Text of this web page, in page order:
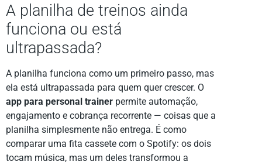
A planilha de treinos ainda
funciona ou está
ultrapassada?
A planilha funciona como um primeiro passo, mas
ela está ultrapassada para quem quer crescer. O
app para personal trainer permite automação,
engajamento e cobrança recorrente — coisas que a
planilha simplesmente não entrega. É como
comparar uma fita cassete com o Spotify: os dois
tocam música, mas um deles transformou a